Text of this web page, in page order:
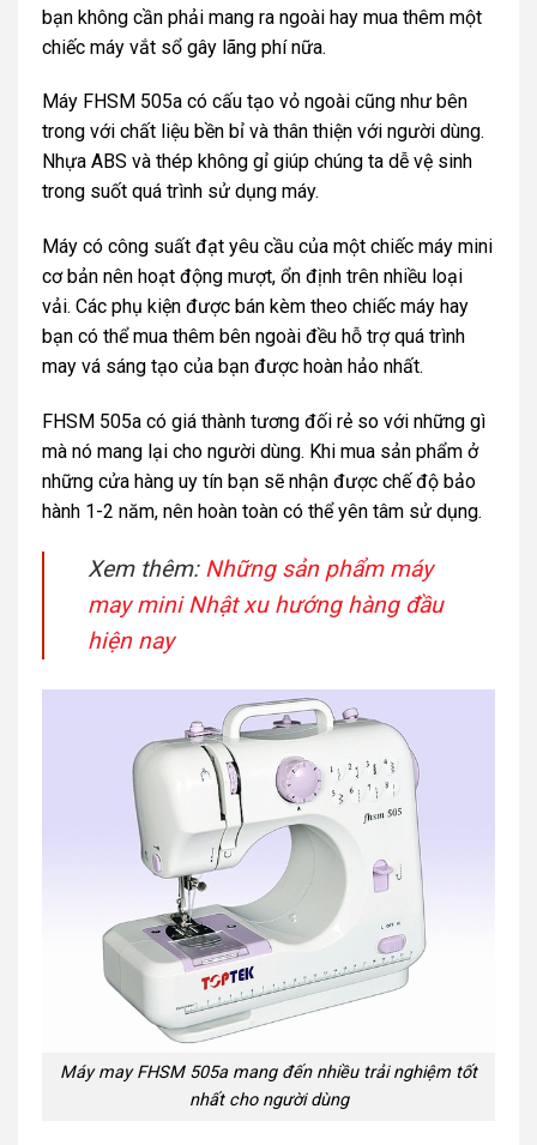
bạn không cần phải mang ra ngoài hay mua thêm một
chiếc máy vắt sổ gây lãng phí nữa.
Máy FHSM 505a có cấu tạo vỏ ngoài cũng như bên
trong với chất liệu bền bỉ và thân thiện với người dùng.
Nhựa ABS và thép không gỉ giúp chúng ta dễ vệ sinh
trong suốt quá trình sử dụng máy.
Máy có công suất đạt yêu cầu của một chiếc máy mini
cơ bản nên hoạt động mượt, ổn định trên nhiều loại
vải. Các phụ kiện được bán kèm theo chiếc máy hay
bạn có thể mua thêm bên ngoài đều hỗ trợ quá trình
may vá sáng tạo của bạn được hoàn hảo nhất.
FHSM 505a có giá thành tương đối rẻ so với những gì
mà nó mang lại cho người dùng. Khi mua sản phẩm ở
những cửa hàng uy tín bạn sẽ nhận được chế độ bảo
hành 1-2 năm, nên hoàn toàn có thể yên tâm sử dụng.
Xem thêm: Những sản phẩm máy
may mini Nhật xu hướng hàng đầu
hiện nay
Máy may FHSM 505a mang đến nhiều trải nghiệm tốt
nhất cho người dùng